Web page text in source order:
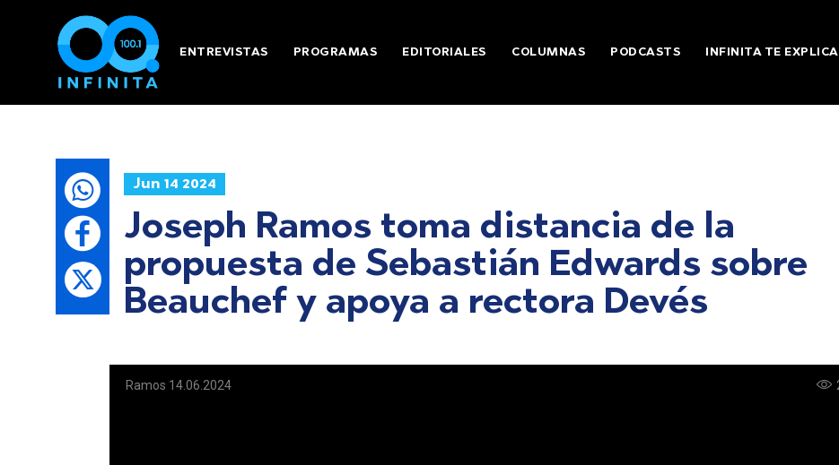
ENTREVISTAS PROGRAMAS EDITORIALES COLUMNAS PODCASTS INFINITA TE EXPLICA
Jun 14 2024
Joseph Ramos toma distancia de la
propuesta de Sebastián Edwards sobre
Beauchef y apoya a rectora Devés